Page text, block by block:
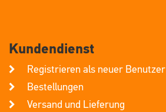
Kundendienst
Registrieren als neuer Benutzer
Bestellungen
Versand und Lieferung